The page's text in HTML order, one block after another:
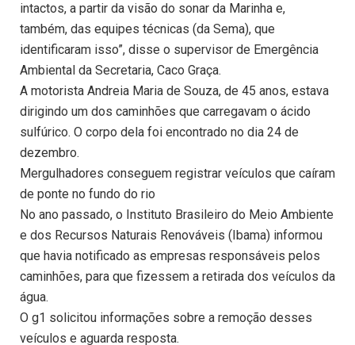
intactos, a partir da visão do sonar da Marinha e,
também, das equipes técnicas (da Sema), que
identificaram isso”, disse o supervisor de Emergência
Ambiental da Secretaria, Caco Graça.
A motorista Andreia Maria de Souza, de 45 anos, estava
dirigindo um dos caminhões que carregavam o ácido
sulfúrico. O corpo dela foi encontrado no dia 24 de
dezembro.
Mergulhadores conseguem registrar veículos que caíram
de ponte no fundo do rio
No ano passado, o Instituto Brasileiro do Meio Ambiente
e dos Recursos Naturais Renováveis (Ibama) informou
que havia notificado as empresas responsáveis pelos
caminhões, para que fizessem a retirada dos veículos da
água.
O g1 solicitou informações sobre a remoção desses
veículos e aguarda resposta.